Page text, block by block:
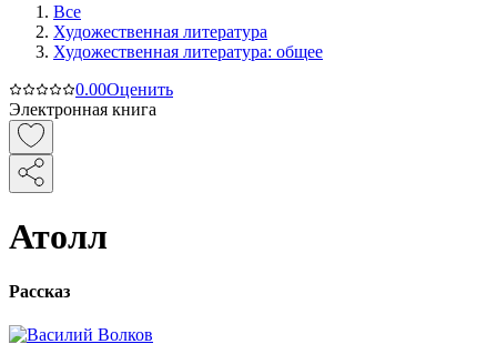
Все
Художественная литература
Художественная литература: общее
0.00Оценить
Электронная книга
Атолл
Рассказ